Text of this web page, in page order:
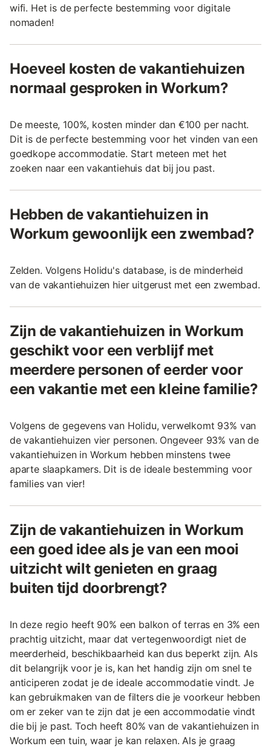
wifi. Het is de perfecte bestemming voor digitale
nomaden!
Hoeveel kosten de vakantiehuizen
normaal gesproken in Workum?
De meeste, 100%, kosten minder dan €100 per nacht.
Dit is de perfecte bestemming voor het vinden van een
goedkope accommodatie. Start meteen met het
zoeken naar een vakantiehuis dat bij jou past.
Hebben de vakantiehuizen in
Workum gewoonlijk een zwembad?
Zelden. Volgens Holidu's database, is de minderheid
van de vakantiehuizen hier uitgerust met een zwembad.
Zijn de vakantiehuizen in Workum
geschikt voor een verblijf met
meerdere personen of eerder voor
een vakantie met een kleine familie?
Volgens de gegevens van Holidu, verwelkomt 93% van
de vakantiehuizen vier personen. Ongeveer 93% van de
vakantiehuizen in Workum hebben minstens twee
aparte slaapkamers. Dit is de ideale bestemming voor
families van vier!
Zijn de vakantiehuizen in Workum
een goed idee als je van een mooi
uitzicht wilt genieten en graag
buiten tijd doorbrengt?
In deze regio heeft 90% een balkon of terras en 3% een
prachtig uitzicht, maar dat vertegenwoordigt niet de
meerderheid, beschikbaarheid kan dus beperkt zijn. Als
dit belangrijk voor je is, kan het handig zijn om snel te
anticiperen zodat je de ideale accommodatie vindt. Je
kan gebruikmaken van de filters die je voorkeur hebben
om er zeker van te zijn dat je een accommodatie vindt
die bij je past. Toch heeft 80% van de vakantiehuizen in
Workum een tuin, waar je kan relaxen. Als je graag